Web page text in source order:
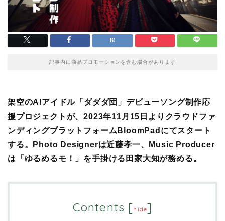
記事内に商品プロモーションを含む場合があります
架空のAIアイドル「ダダダ団」デビューソング制作応
援プロジェクトが、2023年11月15日よりクラウドファ
ンディングプラットフォームBloomPadにてスタート
する。Photo Designerは近藤孝一、Music Producer
は「ゆるめるモ！」を手掛ける田家大知が務める。
Contents [hide]